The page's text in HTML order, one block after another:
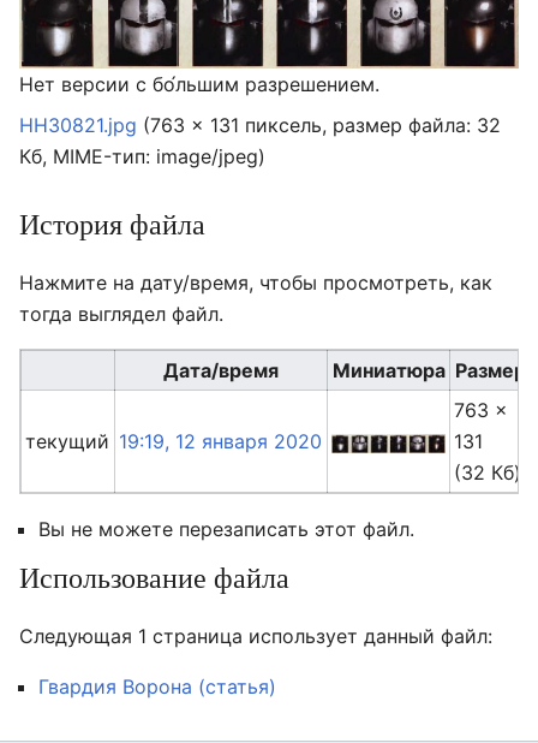
Нет версии с бо́льшим разрешением.
HH30821.jpg (763 × 131 пиксель, размер файла: 32
Кб, MIME-тип: image/jpeg)
История файла
Нажмите на дату/время, чтобы просмотреть, как
тогда выглядел файл.
Дата/время Миниатюра
текущий 19:19, 12 января 2020
763 ×
131
(32 Кб)
Вы не можете перезаписать этот файл.
Использование файла
Следующая 1 страница использует данный файл:
Гвардия Ворона (статья)